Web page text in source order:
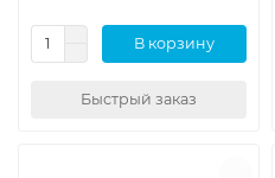
В корзину
Быстрый заказ